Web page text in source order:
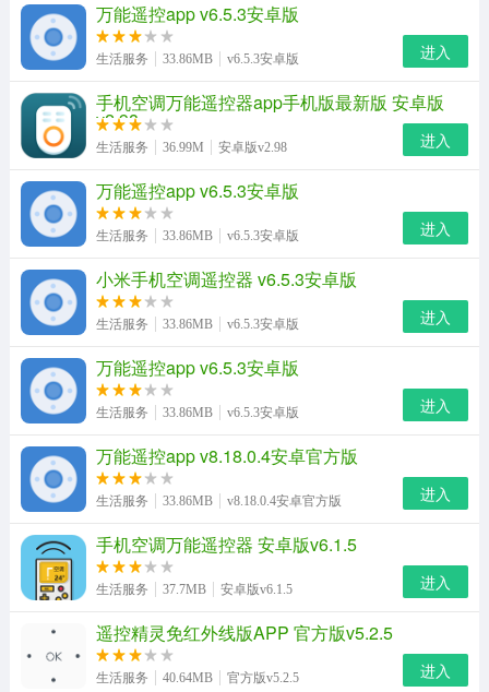
万能遥控app v6.5.3安卓版
生活服务 33.86MB v6.5.3安卓版 进入
手机空调万能遥控器app手机版最新版 安卓版
v2.98
生活服务 36.99M 安卓版v2.98 进入
万能遥控app v6.5.3安卓版
生活服务 33.86MB v6.5.3安卓版 进入
小米手机空调遥控器 v6.5.3安卓版
生活服务 33.86MB v6.5.3安卓版 进入
万能遥控app v6.5.3安卓版
生活服务 33.86MB v6.5.3安卓版 进入
万能遥控app v8.18.0.4安卓官方版
生活服务 33.86MB v8.18.0.4安卓官方版 进入
手机空调万能遥控器 安卓版v6.1.5
生活服务 37.7MB 安卓版v6.1.5 进入
遥控精灵免红外线版APP 官方版v5.2.5
生活服务 40.64MB 官方版v5.2.5 进入